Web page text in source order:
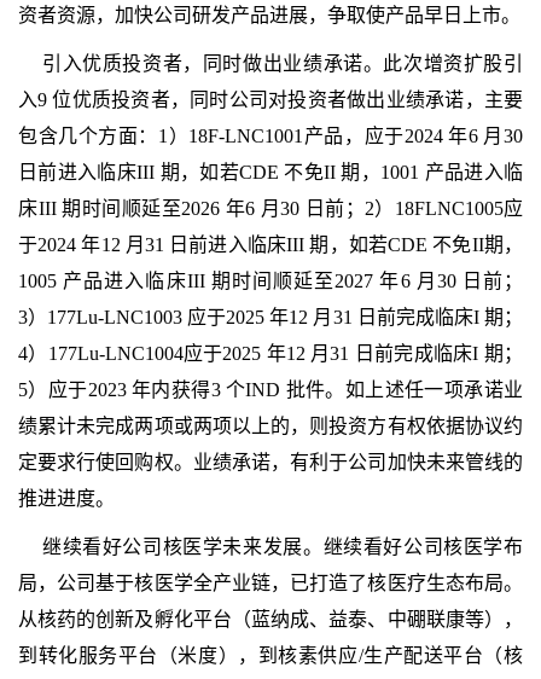
资者资源，加快公司研发产品进展，争取使产品早日上市。
引入优质投资者，同时做出业绩承诺。此次增资扩股引
入9 位优质投资者，同时公司对投资者做出业绩承诺，主要
包含几个方面：1）18F-LNC1001产品，应于2024 年6 月30
日前进入临床III 期，如若CDE 不免II 期，1001 产品进入临
床III 期时间顺延至2026 年6 月30 日前；2）18FLNC1005应
于2024 年12 月31 日前进入临床III 期，如若CDE 不免II期，
1005 产品进入临床III 期时间顺延至2027 年6 月30 日前；
3）177Lu-LNC1003 应于2025 年12 月31 日前完成临床I 期；
4）177Lu-LNC1004应于2025 年12 月31 日前完成临床I 期；
5）应于2023 年内获得3 个IND 批件。如上述任一项承诺业
绩累计未完成两项或两项以上的，则投资方有权依据协议约
定要求行使回购权。业绩承诺，有利于公司加快未来管线的
推进进度。
继续看好公司核医学未来发展。继续看好公司核医学布
局，公司基于核医学全产业链，已打造了核医疗生态布局。
从核药的创新及孵化平台（蓝纳成、益泰、中硼联康等），
到转化服务平台（米度），到核素供应/生产配送平台（核